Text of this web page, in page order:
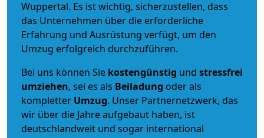
Wuppertal. Es ist wichtig, sicherzustellen, dass
das Unternehmen über die erforderliche
Erfahrung und Ausrüstung verfügt, um den
Umzug erfolgreich durchzuführen.
Bei uns können Sie kostengünstig und stressfrei
umziehen, sei es als Beiladung oder als
kompletter Umzug. Unser Partnernetzwerk, das
wir über die Jahre aufgebaut haben, ist
deutschlandweit und sogar international